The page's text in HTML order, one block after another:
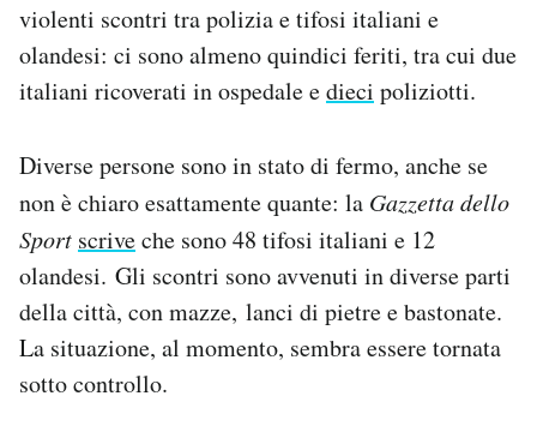
CALENDARIO
AREA PERSONALE
Area Personale
Regala il Post
Hai bisogno di aiuto?
Esci
violenti scontri tra polizia e tifosi italiani e
olandesi: ci sono almeno quindici feriti, tra cui due
italiani ricoverati in ospedale edieci poliziotti.
Diverse persone sono in stato di fermo, anche se
non è chiaro esattamente quante: la Gazzetta dello
Sport scriveche sono 48 tifosi italiani e 12
olandesi. Gli scontri sono avvenuti in diverse parti
della città, con mazze, lanci di pietre e bastonate.
La situazione, al momento, sembra essere tornata
sotto controllo.